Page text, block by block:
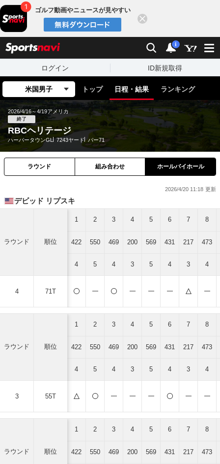
ゴルフ動画やニュースが見やすい
検索 通知
i
ログイン ID新規取得
米国男子 トップ 日程・結果 ランキング
2026/4/16～4/19アメリカ
終了
RBCヘリテージ
ハーバータウンGL 7243ヤード パー71
ラウンド 組み合わせ ホールバイホール
2026/4/20 11:18
デビッド リプスキ
ラウンド 順位
4 71T
1 2 3 4 5 6 7 8
422 550 469 200 569 431 217 473
4 5 4 3 5 4 3 4
ラウンド 順位
3 55T
1 2 3 4 5 6 7 8
422 550 469 200 569 431 217 473
4 5 4 3 5 4 3 4
ラウンド 順位
1 2 3 4 5 6 7 8
422 550 469 200 569 431 217 473